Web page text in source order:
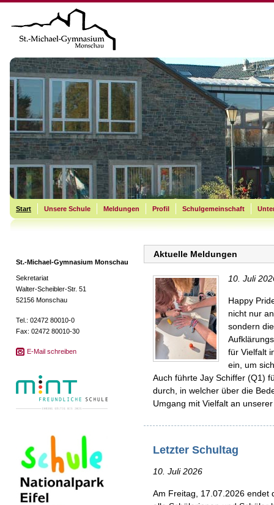
Aktuelle Meldungen
10. Juli
Happy
nicht nur
sondern
für Vielfalt
ein, um
Auch führte Jay Schiffer (Q1)
durch, in welcher über die
Umgang mit Vielfalt an
Letzter Schultag
10. Juli 2026
Am Freitag, 17.07.2026 endet
St.-Michael-Gymnasium Monschau
Sekretariat
Walter-Scheibler-Str. 51
52156 Monschau
Tel.: 02472 80010-0
Fax: 02472 80010-30
E-Mail schreiben
Start Unsere Schule Meldungen Profil Schulgemeinschaft